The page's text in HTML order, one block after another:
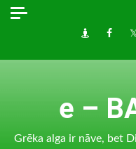
Skip
Draugiem
e –
Grēka alga ir nāve, bet